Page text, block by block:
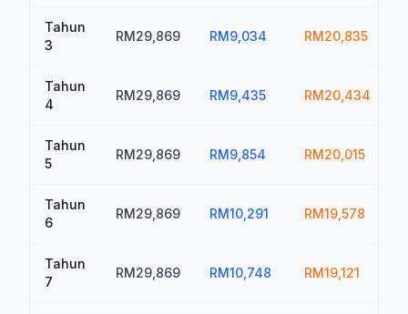
Tahun
3
RM29,869 RM9,034 RM20,835
Tahun
4
RM29,869 RM9,435 RM20,434
Tahun
5
RM29,869 RM9,854 RM20,015
Tahun
6
RM29,869 RM10,291 RM19,578
Tahun
7
RM29,869 RM10,748 RM19,121